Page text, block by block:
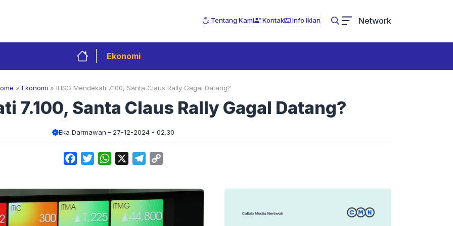
Tentang Kami Kontak Info Iklan Network
Ekonomi
» Ekonomi » IHSG Mendekati 7.100, Santa Claus Rally Gagal Datang?
7.100, Santa Claus Rally Gagal Datang?
Eka Darmawan 27-12-2024 - 02.30
FacebookTwitterWhatsApp Telegram